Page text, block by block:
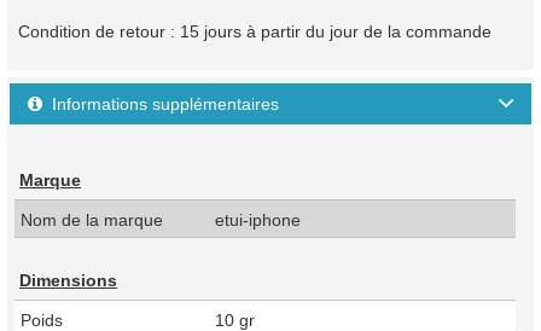
Condition de retour : 15 jours à partir du jour de la commande
 Informations supplémentaires
Marque
Nom de la marque etui-iphone
Dimensions
Poids 10 gr